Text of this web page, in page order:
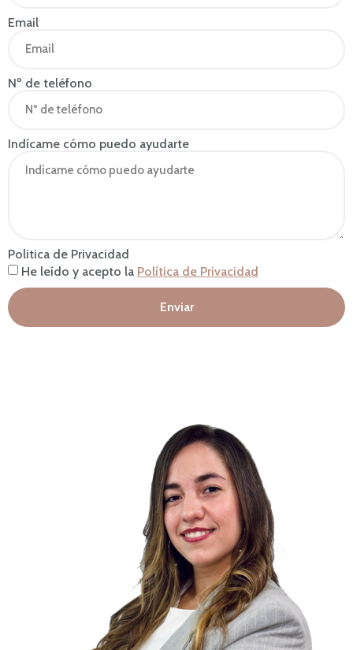
Email
Nº de teléfono
Indícame cómo puedo ayudarte
Politica de Privacidad
He leído y acepto la Política de Privacidad
Enviar